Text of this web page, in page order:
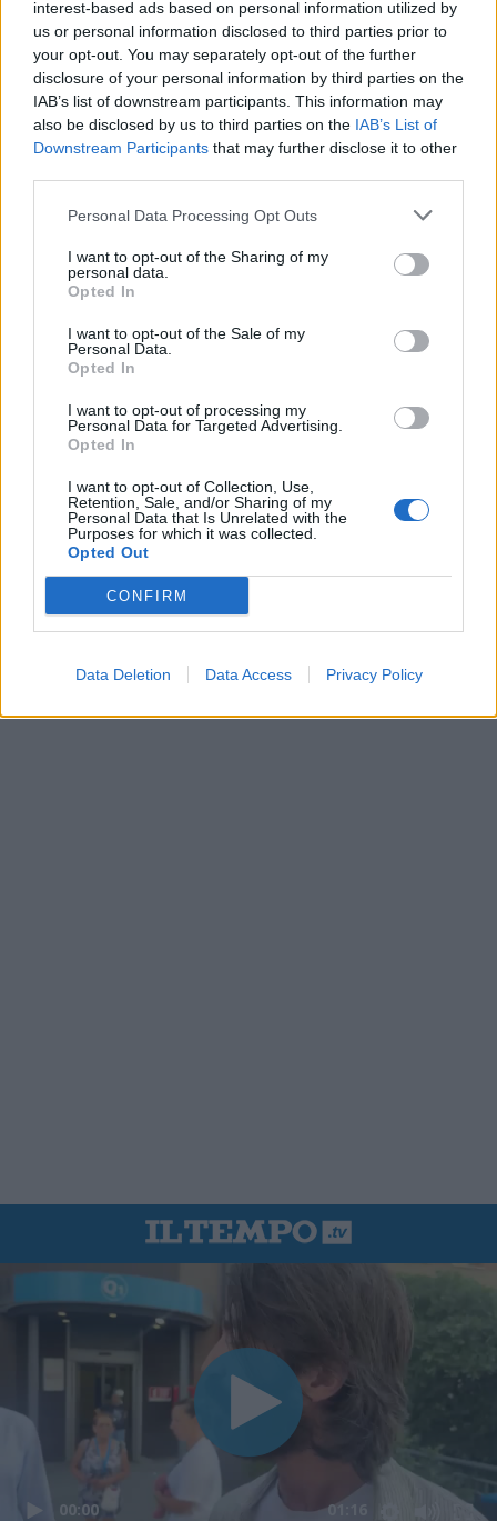
interest-based ads based on personal information utilized by
us or personal information disclosed to third parties prior to
your opt-out. You may separately opt-out of the further
disclosure of your personal information by third parties on the
IAB’s list of downstream participants. This information may
also be disclosed by us to third parties on the IAB’s List of
Downstream Participants that may further disclose it to other
Personal Data Processing Opt Outs
I want to opt-out of the Sharing of my
personal data.
Opted In
I want to opt-out of the Sale of my
Personal Data.
Opted In
I want to opt-out of processing my
Personal Data for Targeted Advertising.
Opted In
I want to opt-out of Collection, Use,
Retention, Sale, and/or Sharing of my
Personal Data that Is Unrelated with the
Purposes for which it was collected.
Opted Out
CONFIRM
Data Deletion Data Access Privacy Policy
In evidenza
00:00 01:16